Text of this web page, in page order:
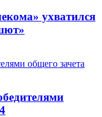
ухватился